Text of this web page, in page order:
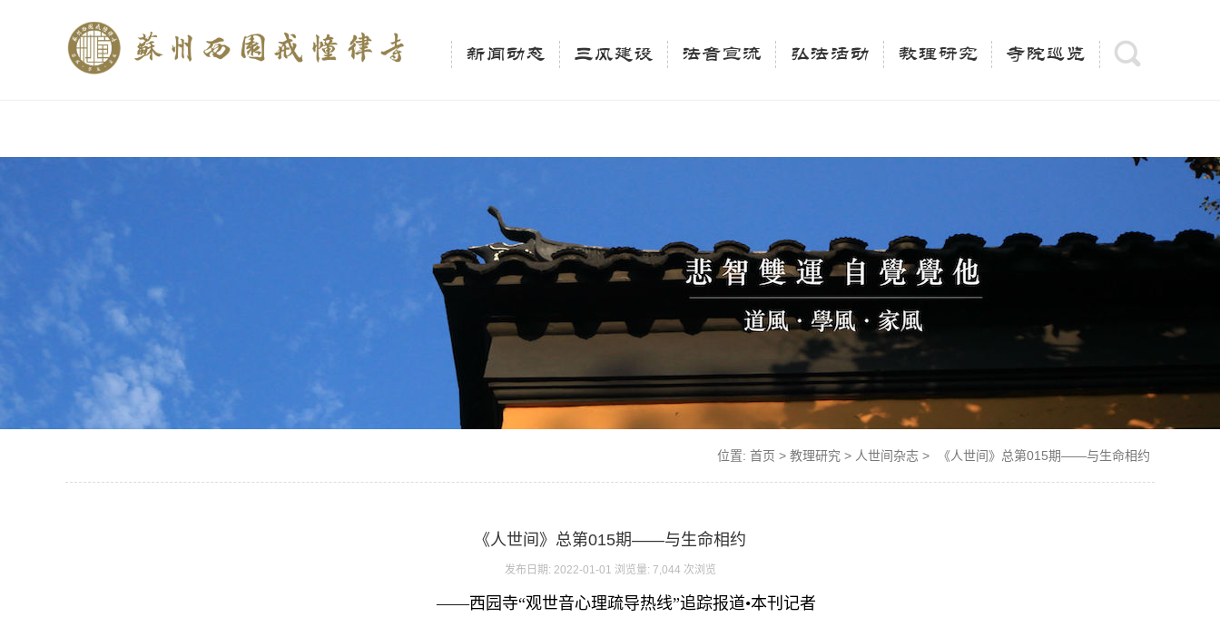
$description = category_description(); } elseif (is_tag()){ $keywords = single_tag_title('', false); $description = tag_description(); } $keywords = trim(strip_tags($keywords)); $description =
trim(strip_tags($description)); ?>
新闻动态 三风建设 法音宣流 弘法活动 教理研究 寺院巡览
位置: 首页 > 教理研究 > 人世间杂志 > 《人世间》总第015期——与生命相约
《人世间》总第015期——与生命相约
发布日期: 2022-01-01 浏览量: 7,044 次浏览
——西园寺“观世音心理疏导热线”追踪报道•本刊记者